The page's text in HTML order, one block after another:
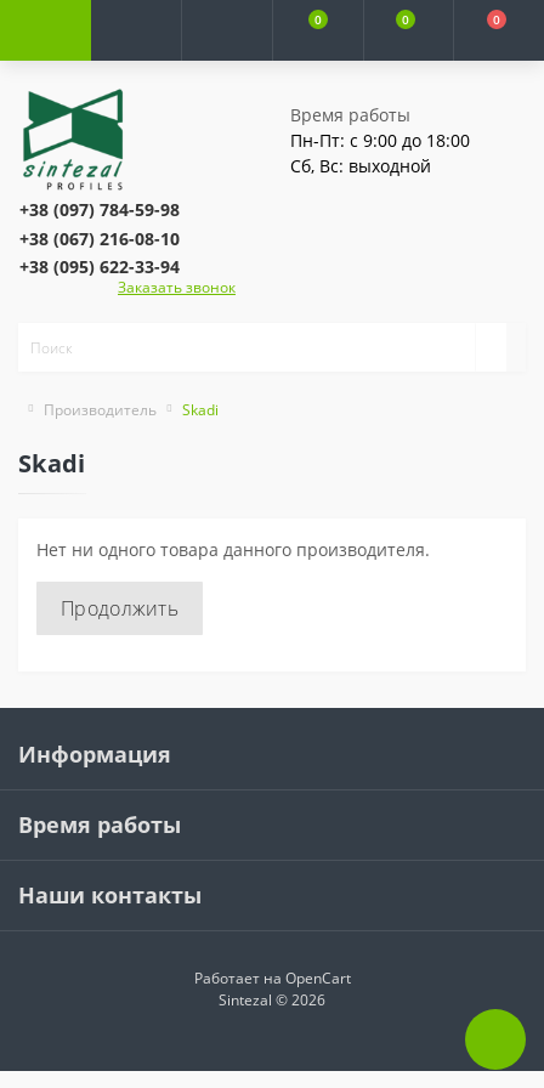
0 0 0
Время работы
Пн-Пт: с 9:00 до 18:00
Сб, Вс: выходной
+38 (097) 784-59-98
+38 (067) 216-08-10
+38 (095) 622-33-94
Заказать звонок
Производитель Skadi
Skadi
Нет ни одного товара данного производителя.
Продолжить
Информация
Время работы
Наши контакты
Работает на OpenCart
Sintezal © 2026